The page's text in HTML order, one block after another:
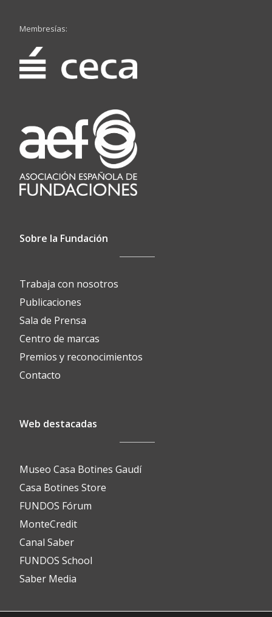
Membresías:
Sobre la Fundación
Trabaja con nosotros
Publicaciones
Sala de Prensa
Centro de marcas
Premios y reconocimientos
Contacto
Web destacadas
Museo Casa Botines Gaudí
Casa Botines Store
FUNDOS Fórum
MonteCredit
Canal Saber
FUNDOS School
Saber Media